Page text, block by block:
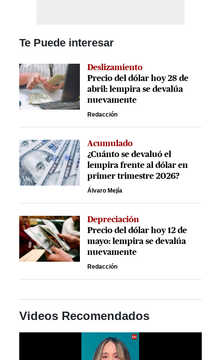
Te Puede interesar
Deslizamiento
Precio del dólar hoy 28 de
abril: lempira se devalúa
nuevamente
Redacción
Acumulado
¿Cuánto se devaluó el
lempira frente al dólar en
primer trimestre 2026?
Álvaro Mejía
Depreciación
Precio del dólar hoy 12 de
mayo: lempira se devalúa
nuevamente
Redacción
Videos Recomendados